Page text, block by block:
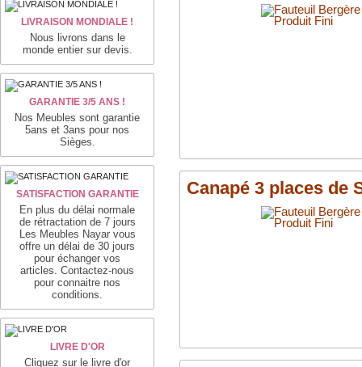
LIVRAISON MONDIALE !
Nous livrons dans le
monde entier sur devis.
GARANTIE 3/5 ANS !
Nos Meubles sont garantie
5ans et 3ans pour nos
Sièges.
SATISFACTION GARANTIE
En plus du délai normale
de rétractation de 7 jours
Les Meubles Nayar vous
offre un délai de 30 jours
pour échanger vos
articles. Contactez-nous
pour connaitre nos
conditions.
LIVRE D'OR
Cliquez sur le livre d'or
Canapé 3 places de